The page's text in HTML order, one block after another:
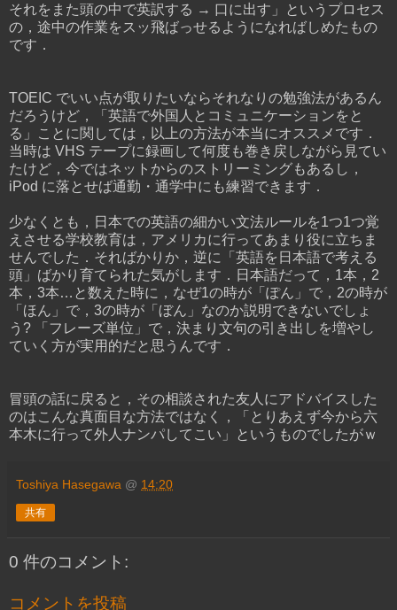
それをまた頭の中で英訳する → 口に出す」というプロセス
の，途中の作業をスッ飛ばっせるようになればしめたもの
です．
TOEIC でいい点が取りたいならそれなりの勉強法があるん
だろうけど，「英語で外国人とコミュニケーションをと
る」ことに関しては，以上の方法が本当にオススメです．
当時は VHS テープに録画して何度も巻き戻しながら見てい
たけど，今ではネットからのストリーミングもあるし，
iPod に落とせば通勤・通学中にも練習できます．
少なくとも，日本での英語の細かい文法ルールを1つ1つ覚
えさせる学校教育は，アメリカに行ってあまり役に立ちま
せんでした．そればかりか，逆に「英語を日本語で考える
頭」ばかり育てられた気がします．日本語だって，1本，2
本，3本…と数えた時に，なぜ1の時が「ぽん」で，2の時が
「ほん」で，3の時が「ぼん」なのか説明できないでしょ
う? 「フレーズ単位」で，決まり文句の引き出しを増やし
ていく方が実用的だと思うんです．
冒頭の話に戻ると，その相談された友人にアドバイスした
のはこんな真面目な方法ではなく，「とりあえず今から六
本木に行って外人ナンパしてこい」というものでしたがｗ
Toshiya Hasegawa @ 14:20
共有
0 件のコメント:
コメントを投稿